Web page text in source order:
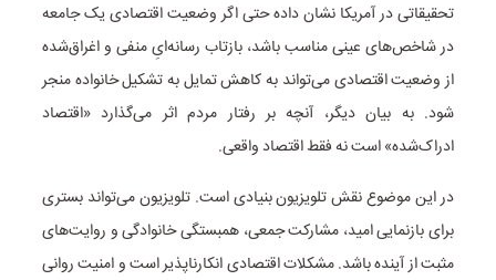
تحقیقاتی در آمریکا نشان داده حتی اگر وضعیت اقتصادی یک جامعه
در شاخص‌های عینی مناسب باشد، بازتاب رسانه‌ایِ منفی و اغراق‌شده
از وضعیت اقتصادی می‌تواند به کاهش تمایل به تشکیل خانواده منجر
شود. به بیان دیگر، آنچه بر رفتار مردم اثر می‌گذارد «اقتصاد
ادراک‌شده» است نه فقط اقتصاد واقعی.
در این موضوع نقش تلویزیون بنیادی است. تلویزیون می‌تواند بستری
برای بازنمایی امید، مشارکت جمعی، همبستگی خانوادگی و روایت‌های
مثبت از آینده باشد. مشکلات اقتصادی انکارناپذیر است و امنیت روانی